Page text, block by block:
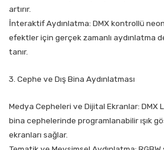
artırır.
İnteraktif Aydınlatma: DMX kontrollü
efektler için gerçek zamanlı aydınlatma
tanır.
3. Cephe ve Dış Bina Aydınlatması
Medya Cepheleri ve Dijital Ekranlar: DMX
bina cephelerinde programlanabilir ışık
ekranları sağlar.